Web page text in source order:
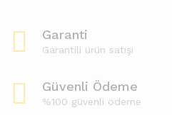
Garanti
Garantili ürün satışı
Güvenli Ödeme
%100 güvenli ödeme